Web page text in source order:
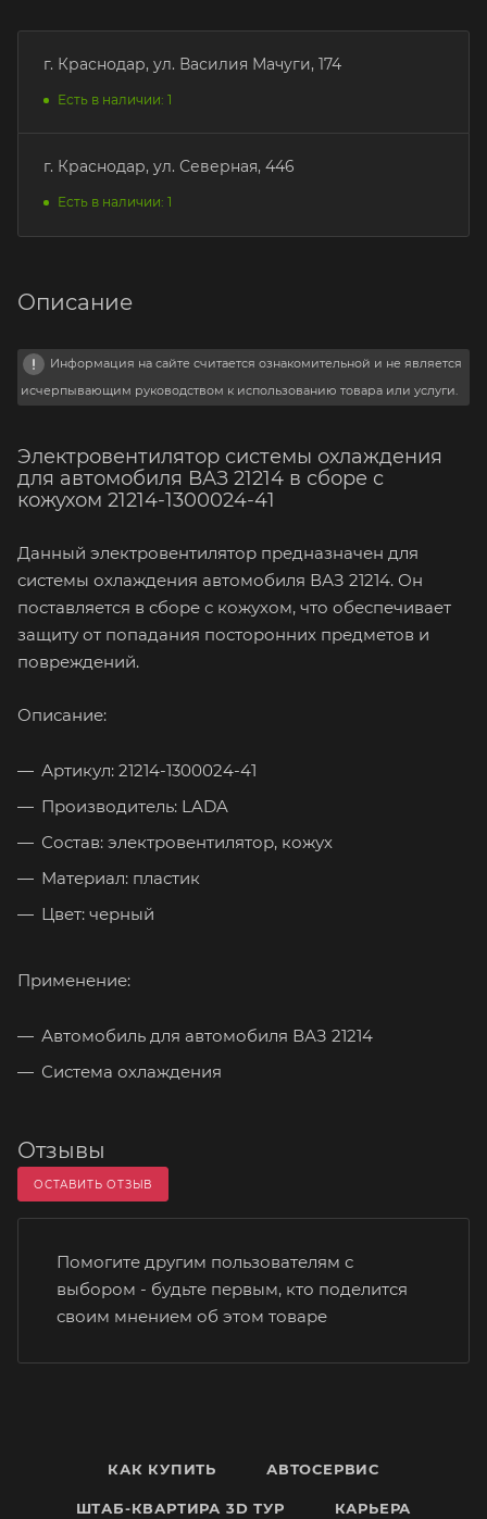
г. Краснодар, ул. Василия Мачуги, 174
Есть в наличии: 1
г. Краснодар, ул. Северная, 446
Есть в наличии: 1
Описание
Информация на сайте считается ознакомительной и не является
исчерпывающим руководством к использованию товара или услуги.
Электровентилятор системы охлаждения
для автомобиля ВАЗ 21214 в сборе с
кожухом 21214-1300024-41
Данный электровентилятор предназначен для
системы охлаждения автомобиля ВАЗ 21214. Он
поставляется в сборе с кожухом, что обеспечивает
защиту от попадания посторонних предметов и
повреждений.
Описание:
Артикул: 21214-1300024-41
Производитель: LADA
Состав: электровентилятор, кожух
Материал: пластик
Цвет: черный
Применение:
Автомобиль для автомобиля ВАЗ 21214
Система охлаждения
Отзывы
ОСТАВИТЬ ОТЗЫВ
Помогите другим пользователям с
выбором - будьте первым, кто поделится
своим мнением об этом товаре
КАК КУПИТЬ АВТОСЕРВИС
ШТАБ-КВАРТИРА 3D ТУР КАРЬЕРА